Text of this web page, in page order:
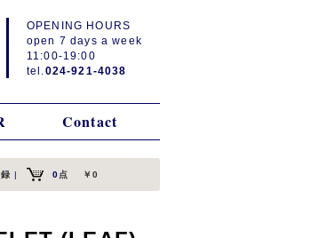
OPENING HOURS
open 7 days a week
11:00-19:00
tel. 024-921-4038
Contact
| 0点 ￥0